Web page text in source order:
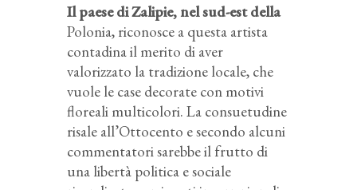
Il paese di Zalipie, nel sud-est della
Polonia, riconosce a questa artista
contadina il merito di aver
valorizzato la tradizione locale, che
vuole le case decorate con motivi
floreali multicolori. La consuetudine
risale all’Ottocento e secondo alcuni
commentatori sarebbe il frutto di
una libertà politica e sociale